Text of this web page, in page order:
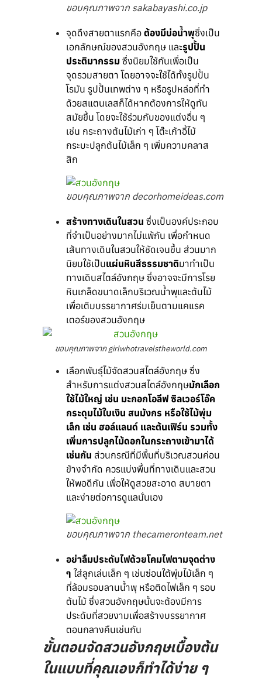
ขอบคุณภาพจาก sakabayashi.co.jp
จุดดึงสายตาแรกคือ ต้องมีบ่อน้ำพุซึ่งเป็น
เอกลักษณ์ของสวนอังกฤษ และรูปปั้น
ประติมากรรมซึ่งนิยมใช้กันเพื่อเป็น
จุดรวมสายตา โดยอาจจะใช้ได้ทั้งรูปปั้น
โรมัน รูปปั้นเทพต่าง ๆ หรือรูปหล่อที่ทำ
ด้วยสแตนเลสก็ได้หากต้องการให้ดูทัน
สมัยขึ้น โดยจะใช้ร่วมกับของแต่งอื่น ๆ
เช่น กระถางต้นไม้เก่า ๆ โต๊ะเก้าอี้ไม้
กระบะปลูกต้นไม้เล็ก ๆ เพิ่มความคลาส
สิก
ขอบคุณภาพจาก decorhomeideas.com
สร้างทางเดินในสวน ซึ่งเป็นองค์ประกอบ
ที่จำเป็นอย่างมากไม่แพ้กัน เพื่อกำหนด
เส้นทางเดินในสวนให้ชัดเจนขึ้น ส่วนมาก
นิยมใช้เป็นแผ่นหินสีธรรมชาติมาทำเป็น
ทางเดินสไตล์อังกฤษ ซึ่งอาจจะมีการโรย
หินเกล็ดขนาดเล็กบริเวณน้ำพุและต้นไม้
เพื่อเติมบรรยากาศร่มเย็นตามแคแรค
เตอร์ของสวนอังกฤษ
ขอบคุณภาพจาก girlwhotravelstheworld.com
เลือกพันธุ์ไม้จัดสวนสไตล์อังกฤษ ซึ่ง
สำหรับการแต่งสวนสไตล์อังกฤษมักเลือก
ใช้ไม้ใหญ่ เช่น มะกอกโอลีฟ ซิลเวอร์โอ๊ค
กระดุมไม้ใบเงิน สนมังกร หรือใช้ไม้พุ่ม
เล็ก เช่น ฮอล์แลนด์ และต้นเฟิร์น รวมทั้ง
เพิ่มการปลูกไม้ดอกในกระถางเข้ามาได้
เช่นกัน ส่วนกรณีที่มีพื้นที่บริเวณสวนค่อน
ข้างจำกัด ควรแบ่งพื้นที่ทางเดินและสวน
ให้พอดีกัน เพื่อให้ดูสวยสะอาด สบายตา
และง่ายต่อการดูแลนั่นเอง
ขอบคุณภาพจาก thecameronteam.net
อย่าลืมประดับไฟด้วยโคมไฟตามจุดต่าง
ๆ ใส่ลูกเล่นเล็ก ๆ เช่นซ่อนใต้พุ่มไม้เล็ก ๆ
ที่ล้อมรอบลานน้ำพุ หรือติดไฟเล็ก ๆ รอบ
ต้นไม้ ซึ่งสวนอังกฤษนั้นจะต้องมีการ
ประดับที่สวยงามเพื่อสร้างบรรยากาศ
ตอนกลางคืนเช่นกัน
ขั้นตอนจัดสวนอังกฤษเบื้องต้น
ในแบบที่คุณเองก็ทำได้ง่าย ๆ